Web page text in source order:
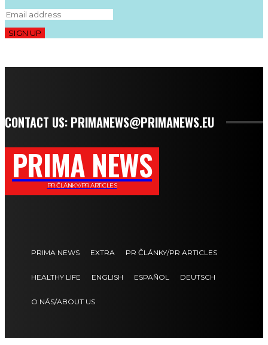
SIGN UP
CONTACT US: PRIMANEWS@PRIMANEWS.EU
PRIMA NEWS
PR ČLÁNKY/PR ARTICLES
PRIMA NEWS EXTRA PR ČLÁNKY/PR ARTICLES
HEALTHY LIFE ENGLISH ESPAÑOL DEUTSCH
O NÁS/ABOUT US